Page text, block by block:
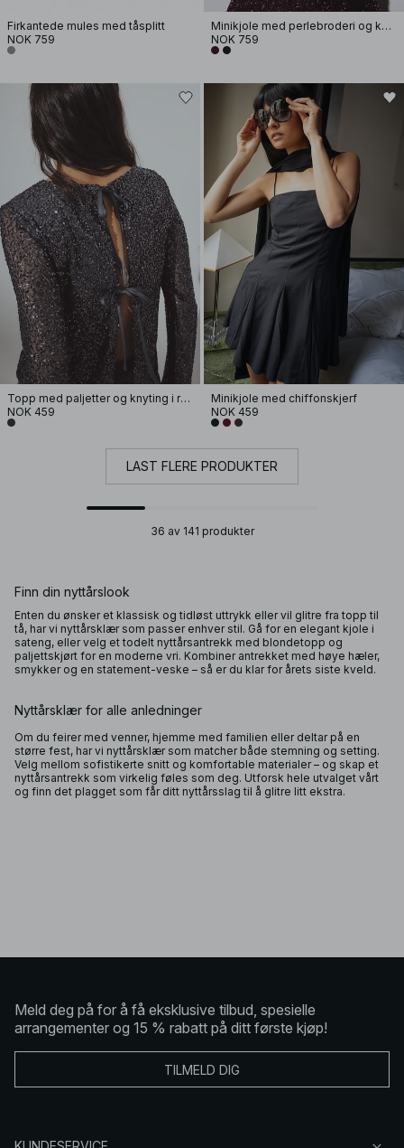
Firkantede mules med tåsplitt
NOK 759
Minikjole med perlebroderi og kappe
NOK 759
Topp med paljetter og knyting i ryggen
NOK 459
Minikjole med chiffonskjerf
NOK 459
LAST FLERE PRODUKTER
36 av 141 produkter
Finn din nyttårslook
Enten du ønsker et klassisk og tidløst uttrykk eller vil glitre fra topp til
tå, har vi nyttårsklær som passer enhver stil. Gå for en elegant kjole i
sateng, eller velg et todelt nyttårsantrekk med blondetopp og
paljettskjørt for en moderne vri. Kombiner antrekket med høye hæler,
smykker og en statement-veske – så er du klar for årets siste kveld.
Nyttårsklær for alle anledninger
Om du feirer med venner, hjemme med familien eller deltar på en
større fest, har vi nyttårsklær som matcher både stemning og setting.
Velg mellom sofistikerte snitt og komfortable materialer – og skap et
nyttårsantrekk som virkelig føles som deg. Utforsk hele utvalget vårt
og finn det plagget som får ditt nyttårsslag til å glitre litt ekstra.
Meld deg på for å få eksklusive tilbud, spesielle
arrangementer og 15 % rabatt på ditt første kjøp!
TILMELD DIG